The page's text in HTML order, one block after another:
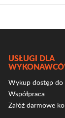
USŁUGI DLA
Wykup dostęp do
Współpraca
Załóż darmowe